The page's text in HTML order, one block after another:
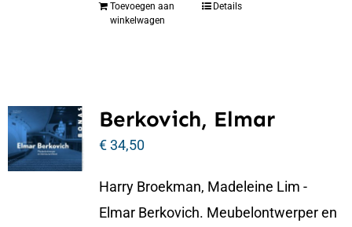
Toevoegen aan
winkelwagen
Details
Berkovich, Elmar
€34,50
Harry Broekman, Madeleine Lim -
Elmar Berkovich. Meubelontwerper en